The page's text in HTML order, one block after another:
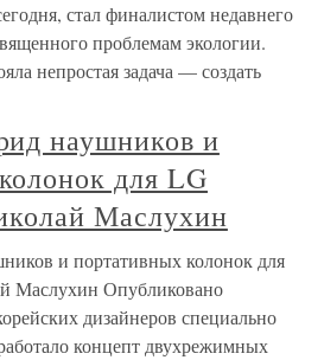
стал финалистом недавнего
проблемам экологии.
непростая задача — создать
наушников и
для LG
Маслухин
и портативных колонок для
Маслухин Опубликовано
дизайнеров специально
концепт двухрежимных